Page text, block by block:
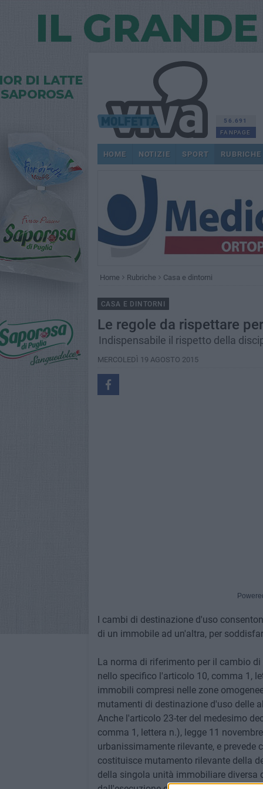
56.691
FANPAGE
HOME NOTIZIE SPORT RUBRICHE
Home Rubriche Casa e dintorni
CASA E DINTORNI
Le regole da rispettare
Indispensabile il rispetto della
MERCOLEDÌ 19 AGOSTO 2015
I cambi di destinazione d'uso
di un immobile ad un'altra, per
La norma di riferimento per il cambio
nello specifico l'articolo 10, comma 1,
immobili compresi nelle zone
mutamenti di destinazione d'uso delle
Anche l'articolo 23-ter del medesimo
comma 1, lettera n.), legge 11
urbanissimamente rilevante, e prevede
costituisce mutamento rilevante della
della singola unità immobiliare diversa